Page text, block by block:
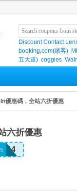
Discount Contact
booking.com(繽客)
五大道) coggles
優惠碼，全站六折優惠
六折優惠